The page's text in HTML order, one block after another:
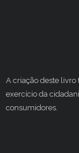
A criação deste
exercício da
consumidores.